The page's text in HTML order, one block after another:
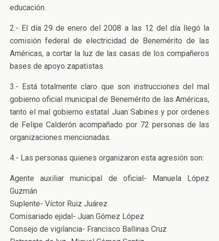
educación.
2.- El día 29 de enero del 2008 a las 12 del día llegó la
comisión federal de electricidad de Benemérito de las
Américas, a cortar la luz de las casas de los compañeros
bases de apoyo zapatistas.
3.- Está totalmente claro que son instrucciones del mal
gobierno oficial municipal de Benemérito de las Américas,
tanto el mal gobierno estatal Juan Sabines y por ordenes
de Felipe Calderón acompañado por 72 personas de las
organizaciones mencionadas.
4.- Las personas quienes organizaron esta agresión son:
Agente auxiliar municipal de oficial- Manuela López
Guzmán
Suplente- Víctor Ruiz Juárez
Comisariado ejidal- Juan Gómez López
Consejo de vigilancia- Francisco Ballinas Cruz